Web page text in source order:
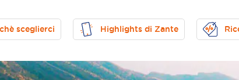
sceglierci Highlights di Zante